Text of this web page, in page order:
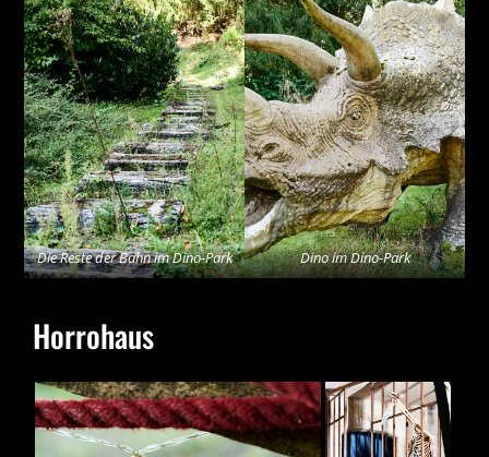
Die Reste der Bahn im Dino-Park Dino im Dino-Park
Horrohaus